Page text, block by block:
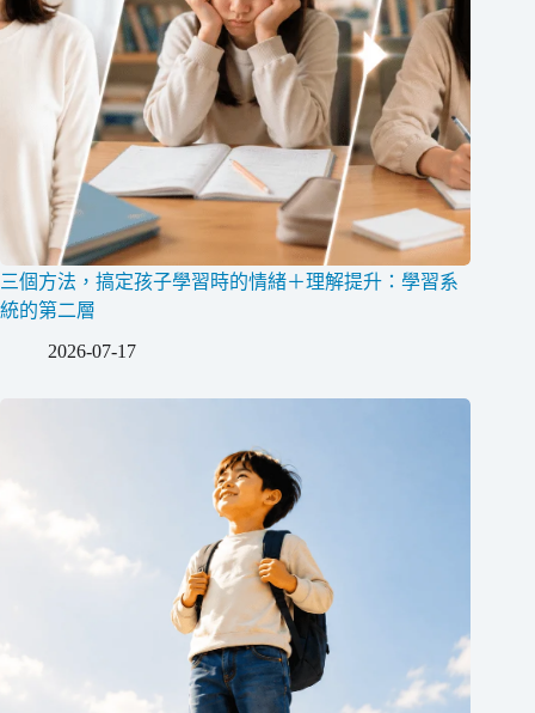
三個方法，搞定孩子學習時的情緒＋理解提升：學習系
統的第二層
2026-07-17